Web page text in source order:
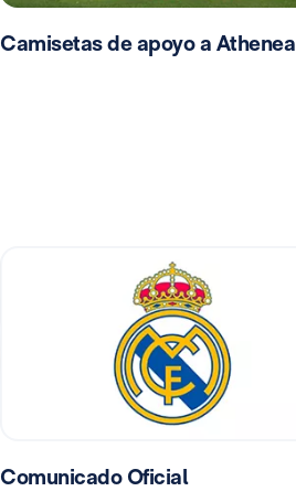
Camisetas de apoyo a Athenea
Comunicado Oficial